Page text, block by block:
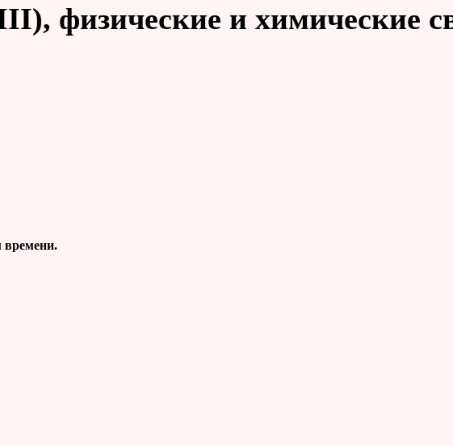
физические и химические
времени.